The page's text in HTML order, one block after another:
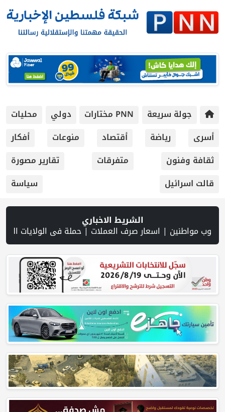
جولة سريعة PNN مختارات دولي
محليات
أسرى
رياضة أقتصاد منوعات
أفكار
ثقافة وفنون
متفرقات
تقارير مصورة
قالت اسرائيل
سياسة
الشريط الاخباري
العملات | حملة في الولايات المتحدة تدعو الأطباء لمقاطعة